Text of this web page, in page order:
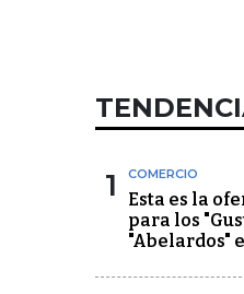
1 COMERCIO
Esta es la
para los
"Abelardos"